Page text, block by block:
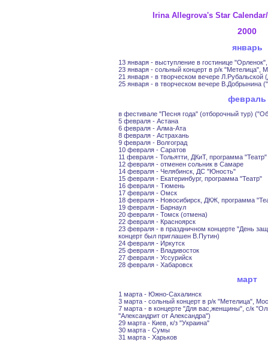
Irina Allegrova's Star
2000
январь
13 января - выступление в гостинице
23 января - сольный концерт в р/к "Метелица",
21 января - в творческом вечере Л.Рубальской
25 января - в творческом вечере В.Добрынина
февраль
в фестивале "Песня года" (отборочный тур)
5 февраля - Астана
6 февраля - Алма-Ата
8 февраля - Астрахань
9 февраля - Волгоград
10 февраля - Саратов
11 февраля - Тольятти, ДКиТ, программа "Театр"
12 февраля - отменен сольник в Самаре
14 февраля - Челябинск, ДС "Юность"
15 февраля - Екатеринбург, программа "Театр"
16 февраля - Тюмень
17 февраля - Омск
18 февраля - Новосибирск, ДКЖ, программа
19 февраля - Барнаул
20 февраля - Томск (отмена)
22 февраля - Красноярск
23 февраля - в праздничном концерте "День
концерт был приглашен В.Путин)
24 февраля - Иркутск
25 февраля - Владивосток
27 февраля - Уссурийск
28 февраля - Хабаровск
март
1 марта - Южно-Сахалинск
3 марта - сольный концерт в р/к "Метелица",
7 марта - в концерте "Для вас,женщины", с/к
"Александрит от Александра")
29 марта - Киев, к/з "Украина"
30 марта - Сумы
31 марта - Харьков